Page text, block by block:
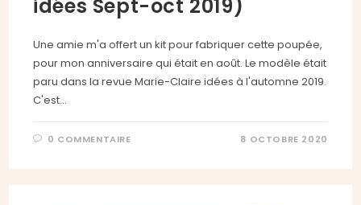
idées Sept-oct 2019)
Une amie m'a offert un kit pour fabriquer cette poupée,
pour mon anniversaire qui était en août. Le modèle était
paru dans la revue Marie-Claire idées à l'automne 2019.
C'est…
0 COMMENTAIRE 8 OCTOBRE 2020